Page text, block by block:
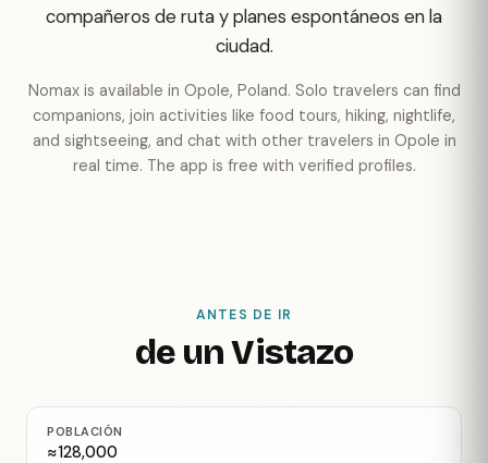
compañeros de ruta y planes espontáneos en la
ciudad.
Nomax is available in Opole, Poland. Solo travelers can find
companions, join activities like food tours, hiking, nightlife,
and sightseeing, and chat with other travelers in Opole in
real time. The app is free with verified profiles.
ANTES DE IR
de un Vistazo
POBLACIÓN
≈128,000